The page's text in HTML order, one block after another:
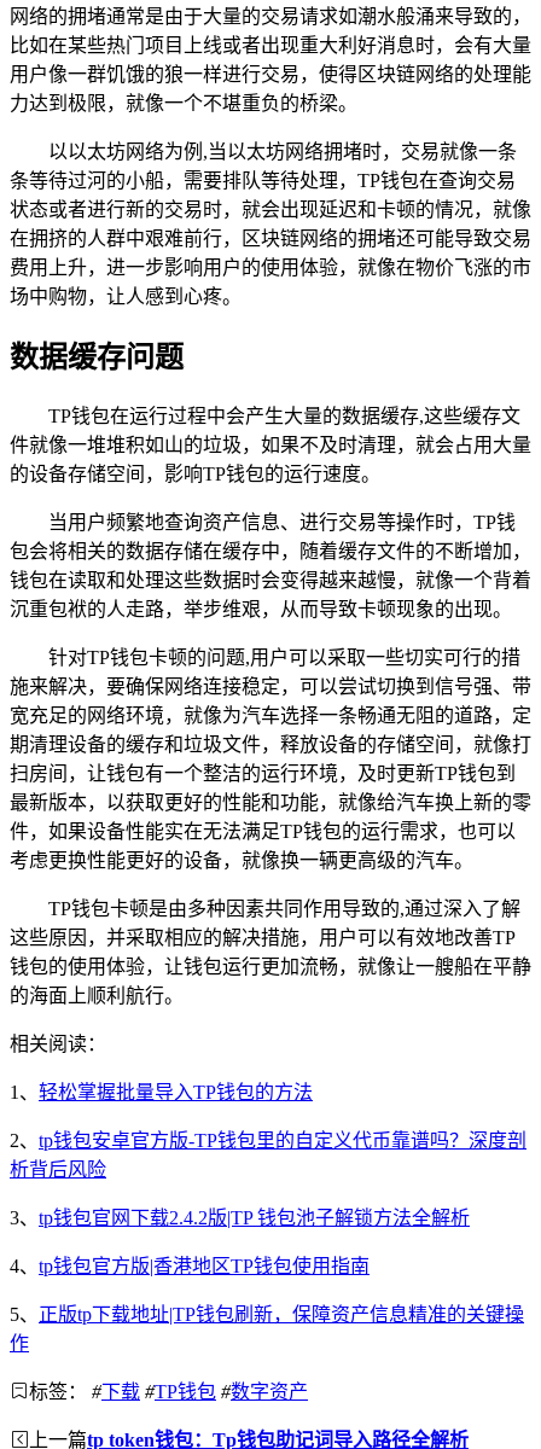
网络的拥堵通常是由于大量的交易请求如潮水般涌来导致的，
比如在某些热门项目上线或者出现重大利好消息时，会有大量
用户像一群饥饿的狼一样进行交易，使得区块链网络的处理能
力达到极限，就像一个不堪重负的桥梁。
以以太坊网络为例,当以太坊网络拥堵时，交易就像一条
条等待过河的小船，需要排队等待处理，TP钱包在查询交易
状态或者进行新的交易时，就会出现延迟和卡顿的情况，就像
在拥挤的人群中艰难前行，区块链网络的拥堵还可能导致交易
费用上升，进一步影响用户的使用体验，就像在物价飞涨的市
场中购物，让人感到心疼。
数据缓存问题
TP钱包在运行过程中会产生大量的数据缓存,这些缓存文
件就像一堆堆积如山的垃圾，如果不及时清理，就会占用大量
的设备存储空间，影响TP钱包的运行速度。
当用户频繁地查询资产信息、进行交易等操作时，TP钱
包会将相关的数据存储在缓存中，随着缓存文件的不断增加，
钱包在读取和处理这些数据时会变得越来越慢，就像一个背着
沉重包袱的人走路，举步维艰，从而导致卡顿现象的出现。
针对TP钱包卡顿的问题,用户可以采取一些切实可行的措
施来解决，要确保网络连接稳定，可以尝试切换到信号强、带
宽充足的网络环境，就像为汽车选择一条畅通无阻的道路，定
期清理设备的缓存和垃圾文件，释放设备的存储空间，就像打
扫房间，让钱包有一个整洁的运行环境，及时更新TP钱包到
最新版本，以获取更好的性能和功能，就像给汽车换上新的零
件，如果设备性能实在无法满足TP钱包的运行需求，也可以
考虑更换性能更好的设备，就像换一辆更高级的汽车。
TP钱包卡顿是由多种因素共同作用导致的,通过深入了解
这些原因，并采取相应的解决措施，用户可以有效地改善TP
钱包的使用体验，让钱包运行更加流畅，就像让一艘船在平静
的海面上顺利航行。
相关阅读：
1、 轻松掌握批量导入TP钱包的方法
2、 tp钱包安卓官方版-TP钱包里的自定义代币靠谱吗？深度剖
析背后风险
3、 tp钱包官网下载2.4.2版|TP 钱包池子解锁方法全解析
4、 tp钱包官方版|香港地区TP钱包使用指南
5、 正版tp下载地址|TP钱包刷新，保障资产信息精准的关键操
作
标签： #下载 #TP钱包 #数字资产
上一篇tp token钱包：Tp钱包助记词导入路径全解析